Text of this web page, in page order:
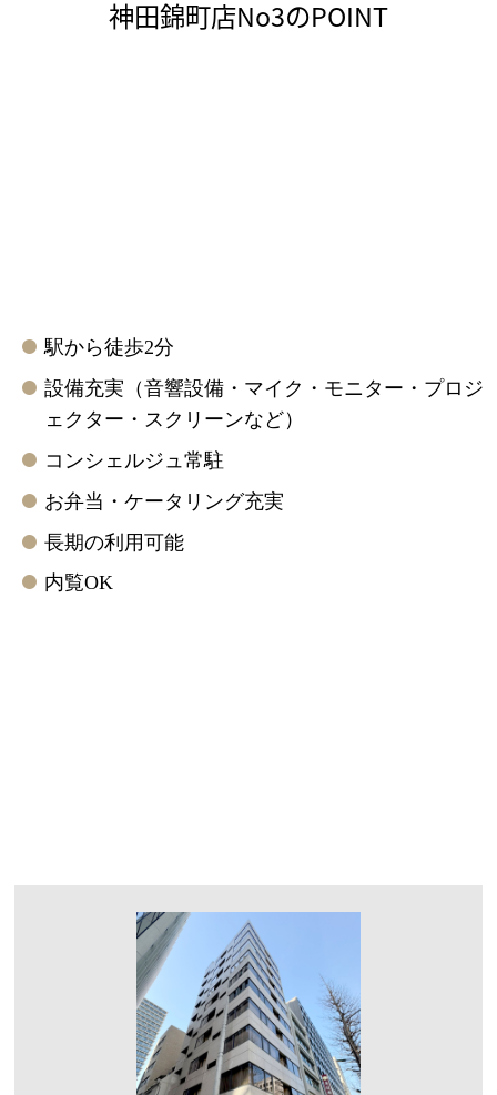
神田錦町店No3のPOINT
駅から徒歩2分
設備充実（音響設備・マイク・モニター・プロジ
ェクター・スクリーンなど）
コンシェルジュ常駐
お弁当・ケータリング充実
長期の利用可能
内覧OK